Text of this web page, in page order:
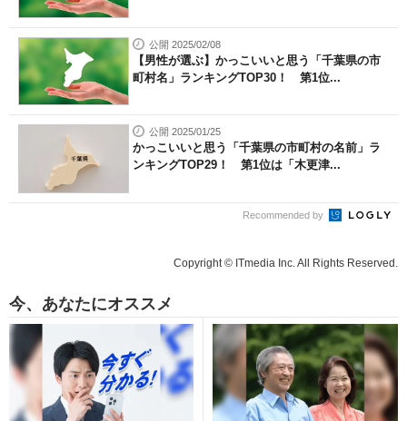
公開 2025/02/08
【男性が選ぶ】かっこいいと思う「千葉県の市
町村名」ランキングTOP30！ 第1位...
公開 2025/01/25
かっこいいと思う「千葉県の市町村の名前」ラ
ンキングTOP29！ 第1位は「木更津...
Recommended by
Copyright © ITmedia Inc. All Rights Reserved.
今、あなたにオススメ